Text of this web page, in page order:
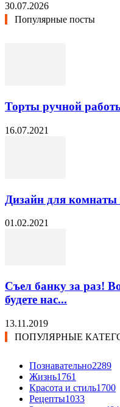
30.07.2026
Популярные посты
Торты ручной
16.07.2021
Дизайн для комнаты
01.02.2021
Съел банку за раз!
будете нас...
13.11.2019
ПОПУЛЯРНЫЕ
Познавательно2289
Жизнь1761
Красота и стиль1700
Рецепты1033